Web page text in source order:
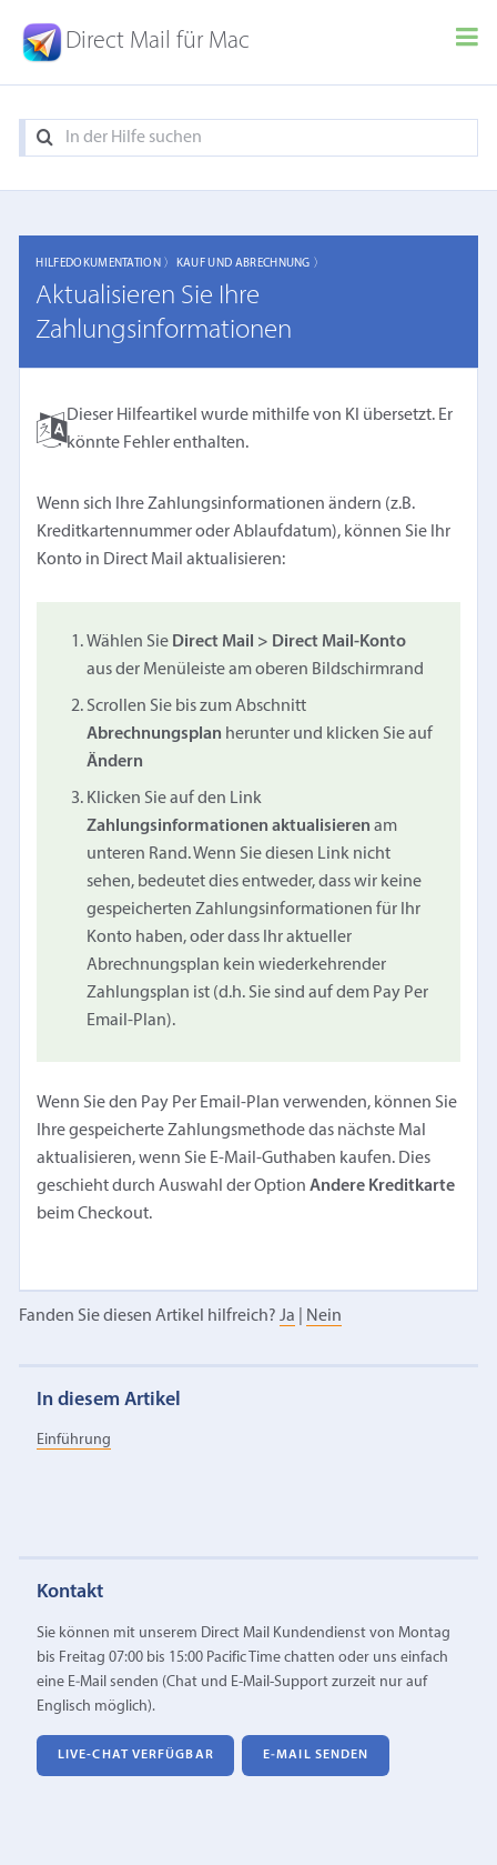
Direct Mail für Mac
HILFEDOKUMENTATION 〉 KAUF UND ABRECHNUNG 〉
Aktualisieren Sie Ihre
Zahlungsinformationen
Dieser Hilfeartikel wurde mithilfe von KI übersetzt. Er
könnte Fehler enthalten.
Wenn sich Ihre Zahlungsinformationen ändern (z.B.
Kreditkartennummer oder Ablaufdatum), können Sie Ihr
Konto in Direct Mail aktualisieren:
Wählen Sie Direct Mail > Direct Mail-Konto
aus der Menüleiste am oberen Bildschirmrand
Scrollen Sie bis zum Abschnitt
Abrechnungsplan herunter und klicken Sie auf
Ändern
Klicken Sie auf den Link
Zahlungsinformationen aktualisieren am
unteren Rand. Wenn Sie diesen Link nicht
sehen, bedeutet dies entweder, dass wir keine
gespeicherten Zahlungsinformationen für Ihr
Konto haben, oder dass Ihr aktueller
Abrechnungsplan kein wiederkehrender
Zahlungsplan ist (d.h. Sie sind auf dem Pay Per
Email-Plan).
Wenn Sie den Pay Per Email-Plan verwenden, können Sie
Ihre gespeicherte Zahlungsmethode das nächste Mal
aktualisieren, wenn Sie E-Mail-Guthaben kaufen. Dies
geschieht durch Auswahl der OptionAndere Kreditkarte
beim Checkout.
Fanden Sie diesen Artikel hilfreich? Ja Nein
In diesem Artikel
Einführung
Kontakt
Sie können mit unserem Direct Mail Kundendienst von Montag
bis Freitag 07:00 bis 15:00 Pacific Time chatten oder uns einfach
eine E‑Mail senden (Chat und E-Mail-Support zurzeit nur auf
Englisch möglich).
LIVE-CHAT VERFÜGBAR E‑MAIL SENDEN